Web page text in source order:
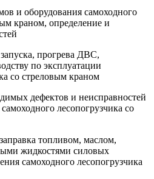
и оборудования самоходного
краном, определение и
прогрева ДВС,
по эксплуатации
со стреловым краном
дефектов и неисправностей
лесопогрузчика со
топливом, маслом,
жидкостями силовых
самоходного лесопогрузчика